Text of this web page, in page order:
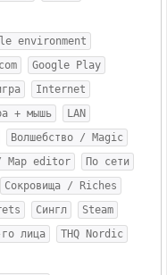
environment
Google Play
Internet
+ мышь
LAN
Волшебство / Magic
Map editor
По сети
Сокровища / Riches
Сингл
Steam
лица
THQ Nordic